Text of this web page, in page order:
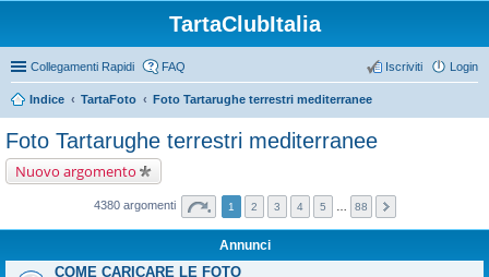
TartaClubItalia
Collegamenti Rapidi FAQ Login
Iscriviti
Indice TartaFoto Foto Tartarughe terrestri mediterranee
Foto Tartarughe terrestri mediterranee
Nuovo argomento
4380 argomenti 1 2 3 4 5 88
Annunci
COME CARICARE LE FOTO